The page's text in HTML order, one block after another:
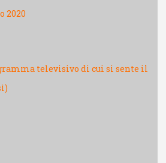
2020
televisivo di cui si sente il